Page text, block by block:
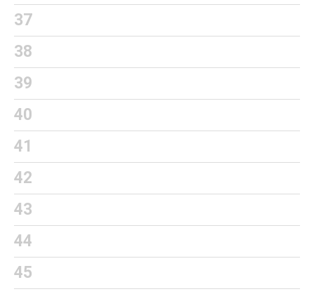
37
38
39
40
41
42
43
44
45